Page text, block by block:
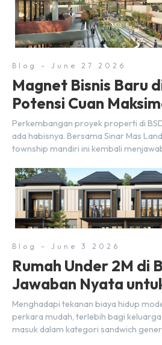
menenangkan. Sebagai kawasan
City terus bertransformasi menjadi
yang sangat mendukung […]
Blog - June 27 2026
Magnet Bisnis Baru
Potensi Cuan
Selangkah dari
Perkembangan proyek properti di
ada habisnya. Bersama Sinar Mas
township mandiri ini kembali
lewat kehadiran Wander Alley Walk.
City ini datang dengan keunggulan
sangat strategis. Letaknya menempel
dua pusat pergerakan massa […]
Blog - June 3 2026
Rumah Under 2M di
Jawaban Nyata
Kebutuhan Generasi
Menghadapi tekanan biaya hidup
perkara mudah, terlebih bagi
masuk dalam kategori sandwich